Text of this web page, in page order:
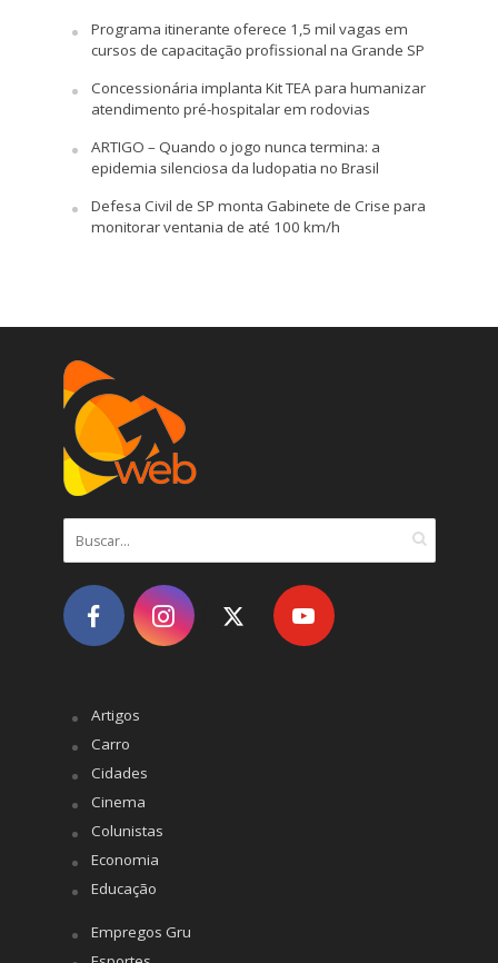
Programa itinerante oferece 1,5 mil vagas em
cursos de capacitação profissional na Grande SP
Concessionária implanta Kit TEA para humanizar
atendimento pré-hospitalar em rodovias
ARTIGO – Quando o jogo nunca termina: a
epidemia silenciosa da ludopatia no Brasil
Defesa Civil de SP monta Gabinete de Crise para
monitorar ventania de até 100 km/h
Artigos
Carro
Cidades
Cinema
Colunistas
Economia
Educação
Empregos Gru